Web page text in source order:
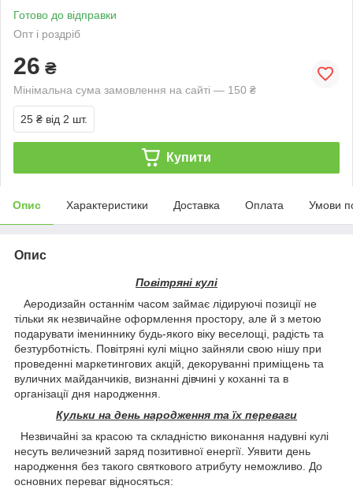
Готово до відправки
Опт і роздріб
26 ₴
Мінімальна сума замовлення на сайті — 150 ₴
25 ₴ від 2 шт.
Купити
Опис Характеристики Доставка Оплата Умови
Опис
Повітряні кулі
Аеродизайн останнім часом займає лідируючі позиції не
тільки як незвичайне оформлення простору, але й з метою
подарувати імениннику будь-якого віку веселощі, радість та
безтурботність. Повітряні кулі міцно зайняли свою нішу при
проведенні маркетингових акцій, декоруванні приміщень та
вуличних майданчиків, визнанні дівчині у коханні та в
організації дня народження.
Кульки на день народження та їх переваги
Незвичайні за красою та складністю виконання надувні кулі
несуть величезний заряд позитивної енергії. Уявити день
народження без такого святкового атрибуту неможливо. До
основних переваг відносяться: